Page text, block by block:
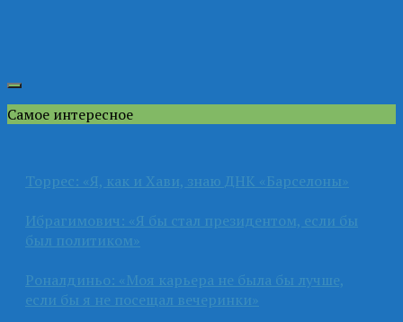
Самое интересное
Торрес: «Я, как и Хави, знаю ДНК «Барселоны»
Ибрагимович: «Я бы стал президентом, если бы
был политиком»
Роналдиньо: «Моя карьера не была бы лучше,
если бы я не посещал вечеринки»